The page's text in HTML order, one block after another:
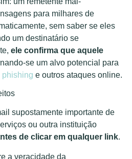
para milhares de
sem saber se eles
um destinatário se
ele confirma que aquele
se um alvo potencial para
phishing e outros ataques online.
supostamente importante de
ou outra instituição
de clicar em qualquer link.
a veracidade da